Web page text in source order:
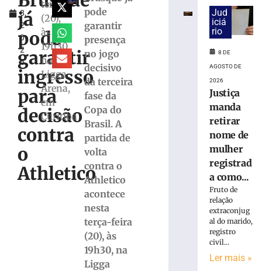
8,
2
0
2
5
já
pode
garantir
ingresso
para
decisão
contra
o
Athletico
terça
(20),
às
19h30,
na
Ligga
Arena,
em
Curitiba
pode
garantir
presença
no jogo
decisivo
da terceira
fase da
Copa do
Brasil. A
partida de
volta
contra o
Athletico
acontece
nesta
terça-feira
(20), às
19h30, na
Ligga
estreia
com
vitória
Campeonato
Catarinense
Serra
Rastro
interditada
Jud
iciá
rio
8 DE
AGOSTO DE
2026
Justiça
manda
retirar
nome de
mulher
registrad
a como...
Fruto de
relação
extraconjug
al do marido,
registro
civil...
Ler mais »